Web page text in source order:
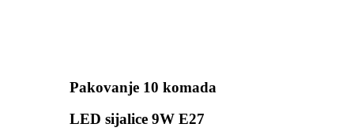
Pakovanje 10 komada
LED sijalice 9W E27